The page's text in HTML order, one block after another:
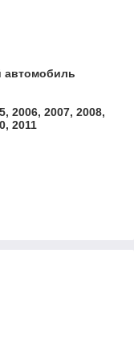
автомобиль
2006, 2007, 2008,
2011